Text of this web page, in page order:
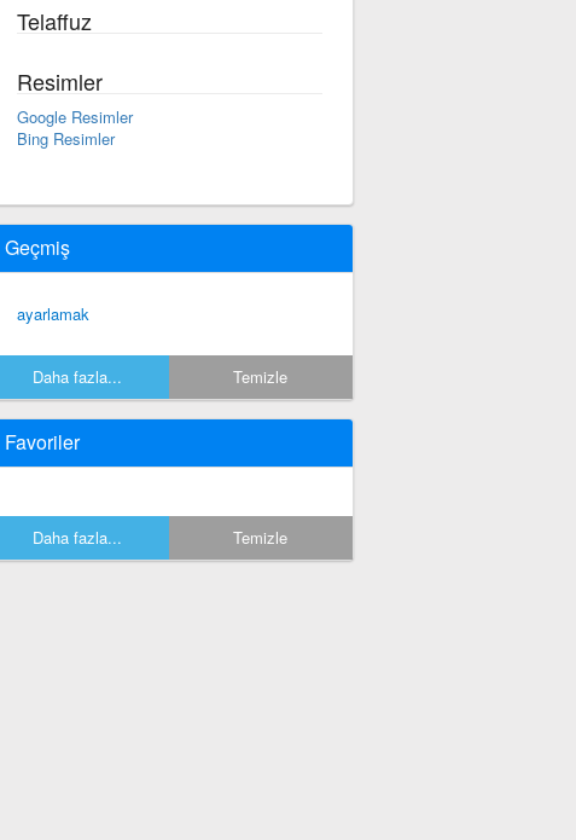
Telaffuz
Resimler
Google Resimler
Bing Resimler
Geçmiş
ayarlamak
Daha fazla... Temizle
Favoriler
Daha fazla... Temizle